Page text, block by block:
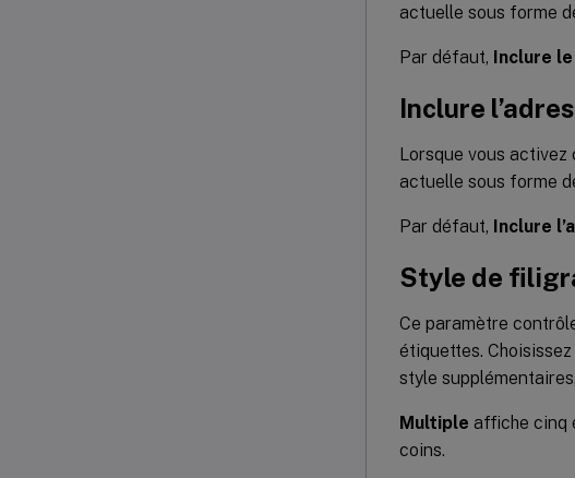
actuelle sous forme
Par défaut, Inclure le
Inclure
Lorsque vous activez
actuelle sous forme
Par défaut, Inclure
Style de
Ce paramètre
étiquettes. Choisissez
style
Multiple affiche cinq
coins.